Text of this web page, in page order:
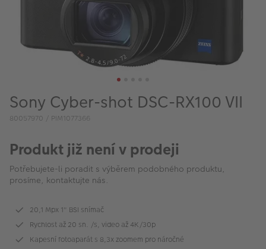
RÁMEČKY
FOTO BAZAR
Akce a slevy
Fotoprodukty
Sony Cyber-shot DSC-RX100 VII
80057970 / PIM1077366
Produkt již není v prodeji
Potřebujete-li poradit s výběrem podobného produktu,
prosíme, kontaktujte nás.
20,1 Mpx 1" BSI snímač
Rychlost až 20 sn. /s, video až 4K/30p
Kapesní fotoaparát s 8,3x zoomem pro náročné